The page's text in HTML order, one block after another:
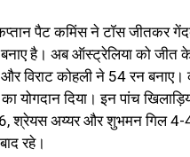
पैट कमिंस ने टॉस जीतकर
है। अब ऑस्ट्रेलिया को जीत के
विराट कोहली ने 54 रन बनाए।
योगदान दिया। इन पांच
6, श्रेयस अय्यर और शुभमन गिल 4-
रहे।